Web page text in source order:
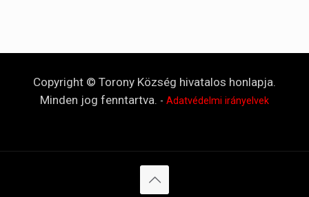
Copyright © Torony Község hivatalos honlapja.
Minden jog fenntartva. - Adatvédelmi irányelvek